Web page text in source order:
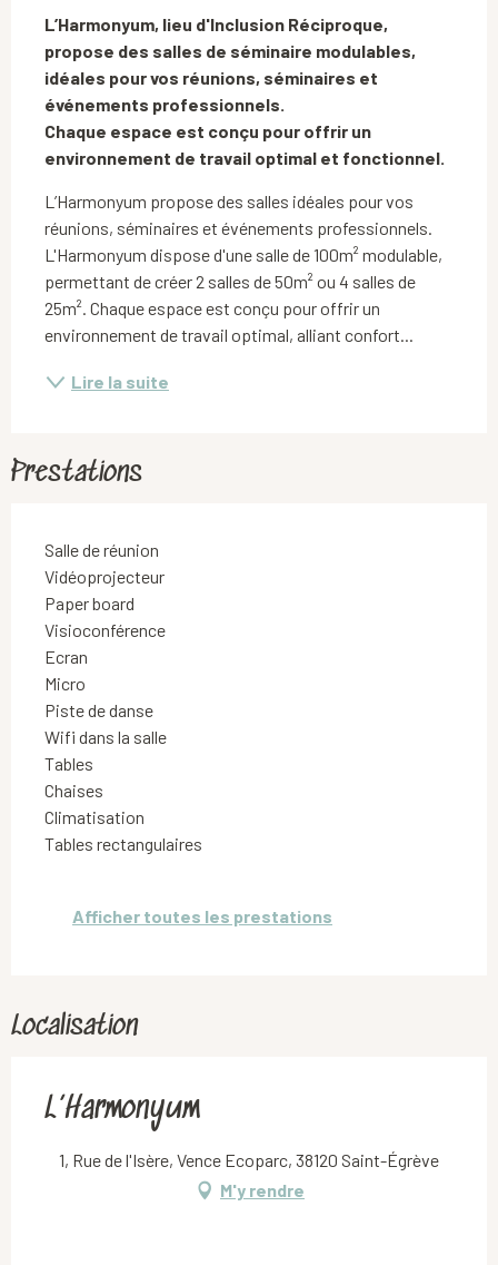
L’Harmonyum, lieu d'Inclusion Réciproque,
propose des salles de séminaire modulables,
idéales pour vos réunions, séminaires et
événements professionnels.
Chaque espace est conçu pour offrir un
environnement de travail optimal et fonctionnel.
L’Harmonyum propose des salles idéales pour vos
réunions, séminaires et événements professionnels.
L'Harmonyum dispose d'une salle de 100m² modulable,
permettant de créer 2 salles de 50m² ou 4 salles de
25m². Chaque espace est conçu pour offrir un
environnement de travail optimal, alliant confort...
Lire la suite
Prestations
Salle de réunion
Vidéoprojecteur
Paper board
Visioconférence
Ecran
Micro
Piste de danse
Wifi dans la salle
Tables
Chaises
Climatisation
Tables rectangulaires
Afficher toutes les prestations
Localisation
L’Harmonyum
1, Rue de l'Isère, Vence Ecoparc, 38120 Saint-Égrève
M'y rendre